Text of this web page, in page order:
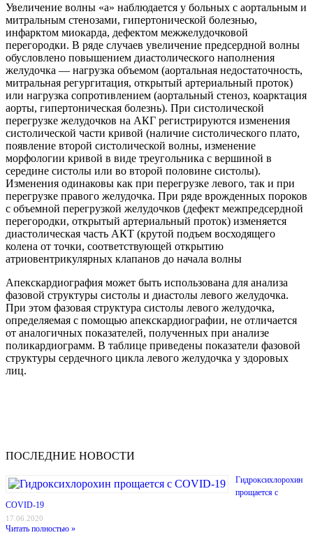
Увеличение волны «а» наблюдается у больных с аортальным и
митральным стенозами, гипертонической болезнью,
инфарктом миокарда, дефектом межжелудочковой
перегородки. В ряде случаев увеличение предсердной волны
обусловлено повышением диастолического наполнения
желудочка — нагрузка объемом (аортальная недостаточность,
митральная регургитация, открытый артериальный проток)
или нагрузка сопротивлением (аортальный стеноз, коарктация
аорты, гипертоническая болезнь). При систолической
перегрузке желудочков на АКГ регистрируются изменения
систолической части кривой (наличие систолического плато,
появление второй систолической волны, изменение
морфологии кривой в виде треугольника с вершиной в
середине систолы или во второй половине систолы).
Изменения одинаковы как при перегрузке левого, так и при
перегрузке правого желудочка. При ряде врожденных пороков
с объемной перегрузкой желудочков (дефект межпредсердной
перегородки, открытый артериальный проток) изменяется
диастолическая часть АКТ (крутой подъем восходящего
колена от точки, соответствующей открытию
атриовентрикулярных клапанов до начала волны
Апекскардиография может быть использована для анализа
фазовой структуры систолы и диастолы левого желудочка.
При этом фазовая структура систолы левого желудочка,
определяемая с помощью апекскардиографии, не отличается
от аналогичных показателей, полученных при анализе
поликардиограмм. В таблице приведены показатели фазовой
структуры сердечного цикла левого желудочка у здоровых
лиц.
ПОСЛЕДНИЕ НОВОСТИ
Гидроксихлорохин
прощается с
COVID-19
17.06.2020
Читать полностью »